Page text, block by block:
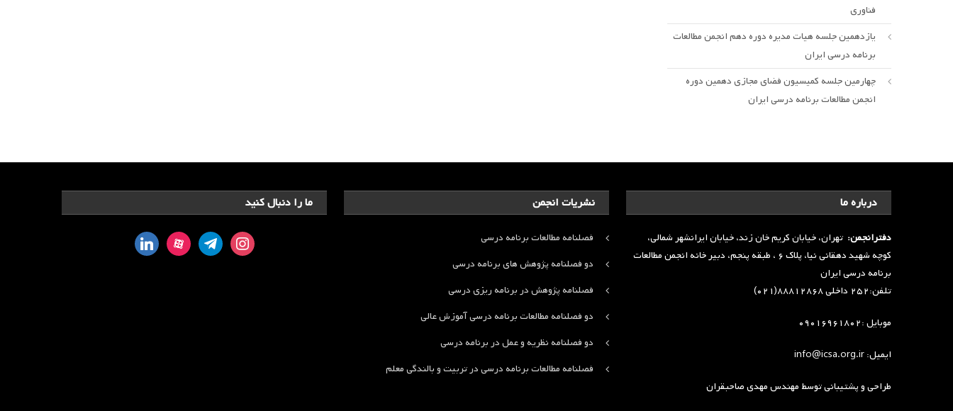
فناوری
یازدهمین جلسه هیات مدیره دوره دهم انجمن مطالعات
برنامه درسی ایران
چهارمین جلسه کمیسیون فضای مجازی دهمین دوره
انجمن مطالعات برنامه درسی ایران
ما را دنبال کنید
instagram
telegram
aparat
linkedin
نشریات انجمن
فصلنامه مطالعات برنامه درسی
دو فصلنامه پژوهش های برنامه درسی
فصلنامه پژوهش در برنامه ریزی درسی
دو فصلنامه مطالعات برنامه درسی آموزش عالی
دو فصلنامه نظریه و عمل در برنامه درسی
فصلنامه مطالعات برنامه درسی در تربیت و بالندگی معلم
درباره ما
دفترانجمن: تهران، خیابان کریم خان زند، خیابان ایرانشهر شمالی،
کوچه شهید دهقانی نیا، پلاک ۶ ، طبقه پنجم، دبیر خانه انجمن مطالعات
برنامه درسی ایران
تلفن:۲۵۲ داخلی ۸۸۸۱۲۸۶۸(۰۲۱)
موبایل :۰۹۰۱۶۹۶۱۸۰۲
ایمیل: info@icsa.org.ir
طراحی و پشتیبانی توسطمهندس مهدی صاحبقران